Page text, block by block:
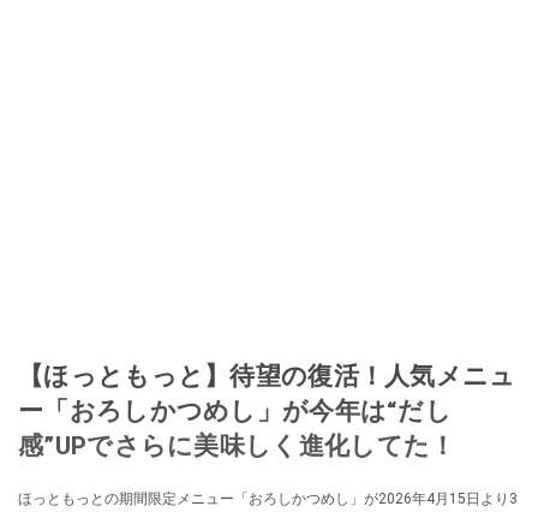
【ほっともっと】待望の復活！人気メニュ
ー「おろしかつめし」が今年は“だし
感”UPでさらに美味しく進化してた！
ほっともっとの期間限定メニュー「おろしかつめし」が2026年4月15日より3